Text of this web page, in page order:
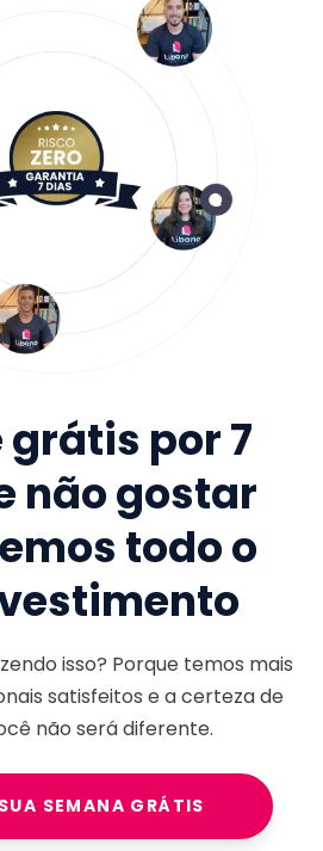
grátis por 7
não gostar
todo o
isso? Porque temos mais
satisfeitos e a certeza de
não será diferente.
SEMANA GRÁTIS